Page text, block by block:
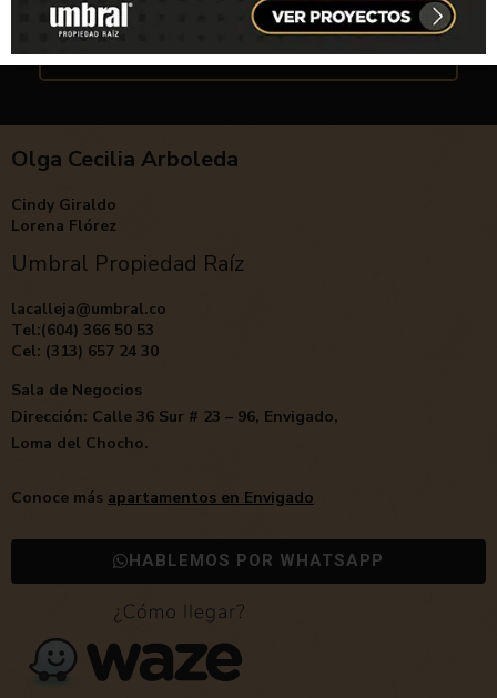
VER MÁS
Olga Cecilia Arboleda
Cindy Giraldo
Lorena Flórez
Umbral Propiedad Raíz
lacalleja@umbral.co
Tel:(604) 366 50 53
Cel: (313) 657 24 30
Sala de Negocios
Dirección: Calle 36 Sur # 23 – 96, Envigado,
Loma del Chocho.
Conoce más apartamentos en Envigado
HABLEMOS POR WHATSAPP